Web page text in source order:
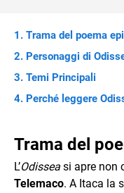
Trama del poema
Personaggi di
Temi Principali
Perché leggere
Trama del
L’Odissea si apre non
Telemaco. A Itaca la